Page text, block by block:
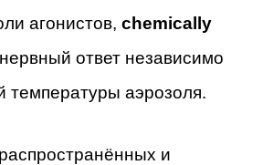
агонистов, chemically
ответ независимо
температуры аэрозоля.
и